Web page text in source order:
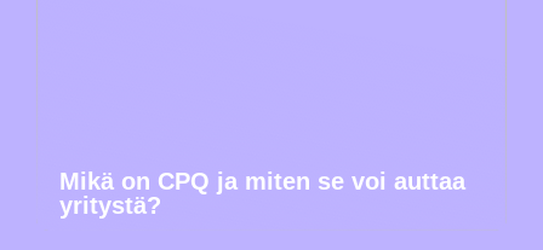
Mikä on CPQ ja miten se voi auttaa
yritystä?